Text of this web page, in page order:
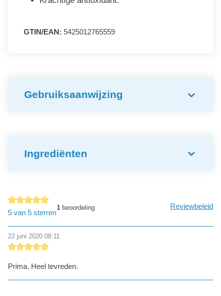
GTIN/EAN: 5425012765559
Gebruiksaanwijzing
Ingrediënten
Gemiddelde waardering van 5 van 5 sterren
5 van 5 sterren
1beoordeling Reviewbeleid
22 juni 2020 08:11
Prima. Heel tevreden.